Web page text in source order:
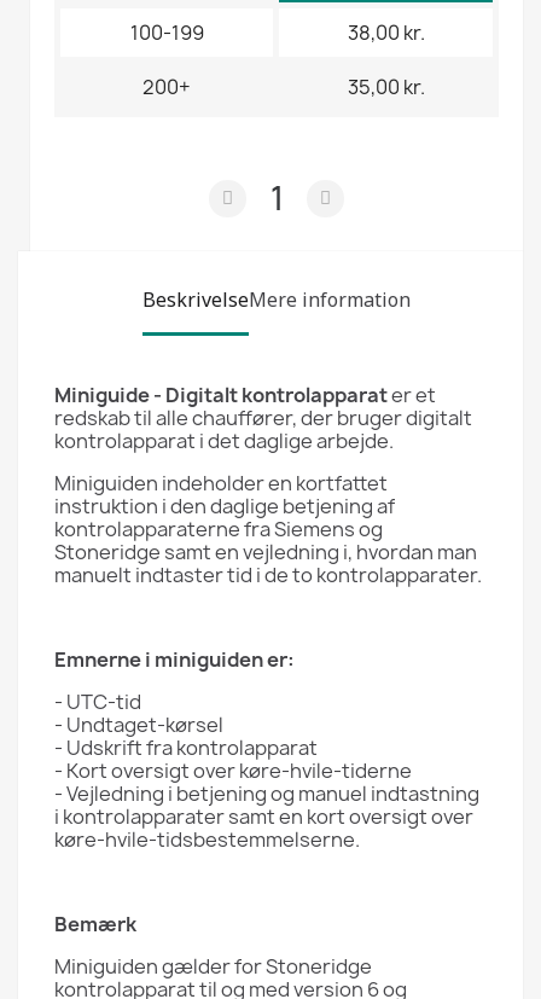
100-199 38,00 kr.
200+ 35,00 kr.
BeskrivelseMere information
Miniguide - Digitalt kontrolapparater et
redskab til alle chauffører, der bruger digitalt
kontrolapparat i det daglige arbejde.
Miniguiden indeholder en kortfattet
instruktion i den daglige betjening af
kontrolapparaterne fra Siemens og
Stoneridge samt en vejledning i, hvordan man
manuelt indtaster tid i de to kontrolapparater.
Emnerne i miniguiden er:
- UTC-tid
- Undtaget-kørsel
- Udskrift fra kontrolapparat
- Kort oversigt over køre-hvile-tiderne
- Vejledning i betjening og manuel indtastning
i kontrolapparater samt en kort oversigt over
køre-hvile-tidsbestemmelserne.
Bemærk
Miniguiden gælder for Stoneridge
kontrolapparat til og med version 6 og